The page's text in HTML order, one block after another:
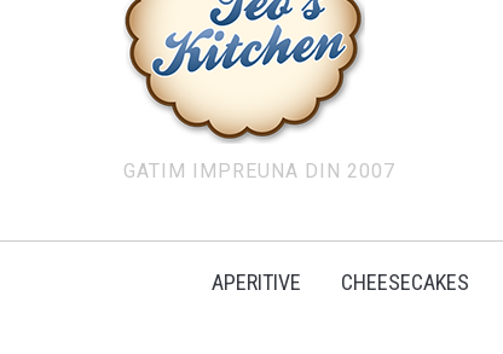
GATIM IMPREUNA DIN 2007
APERITIVE CHEESECAKES